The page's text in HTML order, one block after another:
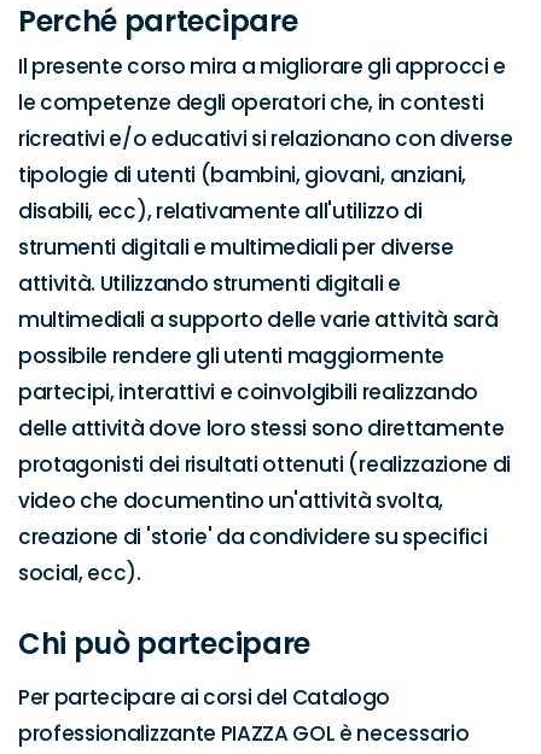
Perché partecipare
Il presente corso mira a migliorare gli approcci e
le competenze degli operatori che, in contesti
ricreativi e/o educativi si relazionano con diverse
tipologie di utenti (bambini, giovani, anziani,
disabili, ecc), relativamente all'utilizzo di
strumenti digitali e multimediali per diverse
attività. Utilizzando strumenti digitali e
multimediali a supporto delle varie attività sarà
possibile rendere gli utenti maggiormente
partecipi, interattivi e coinvolgibili realizzando
delle attività dove loro stessi sono direttamente
protagonisti dei risultati ottenuti (realizzazione di
video che documentino un'attività svolta,
creazione di 'storie' da condividere su specifici
social, ecc).
Chi può partecipare
Per partecipare ai corsi del Catalogo
professionalizzante PIAZZA GOL è necessario